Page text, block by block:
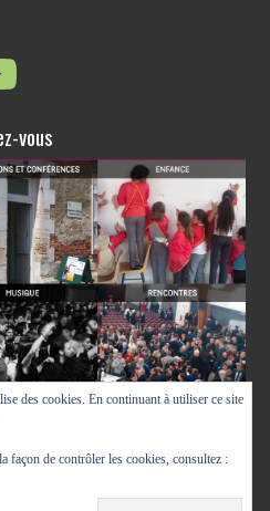
vous
des cookies. En continuant à utiliser ce site
façon de contrôler les cookies, consultez :